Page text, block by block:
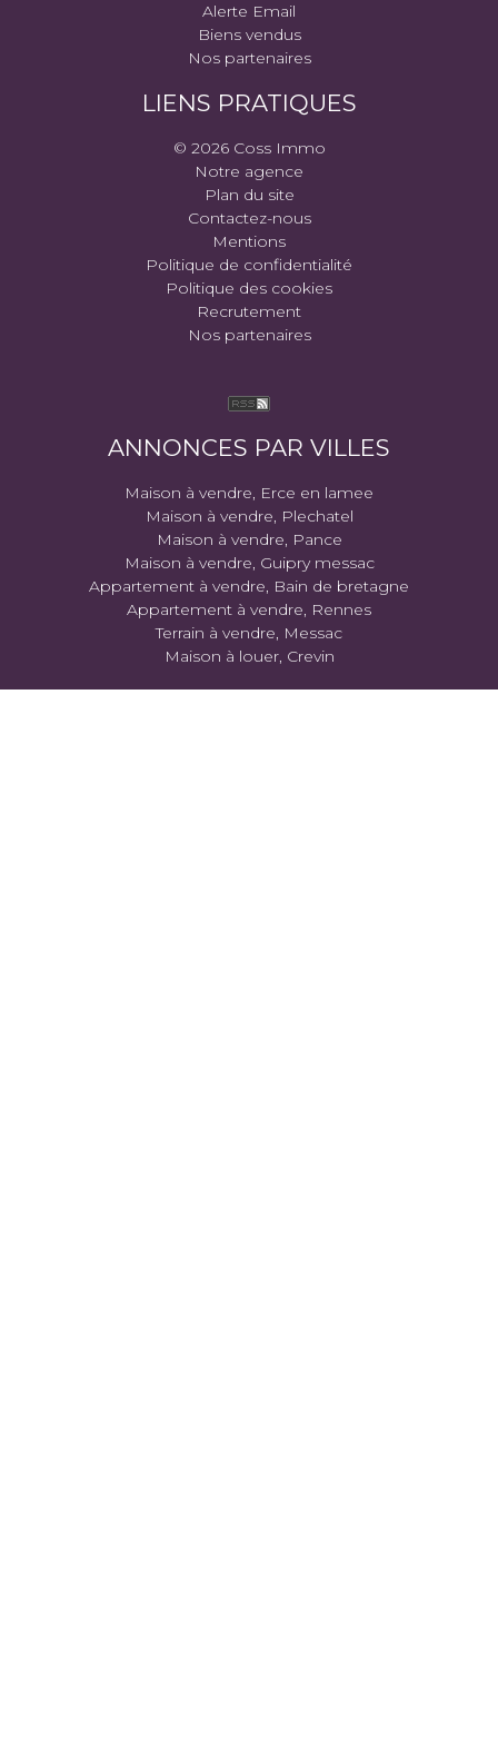
Alerte Email
Biens vendus
Nos partenaires
LIENS PRATIQUES
© 2026 Coss Immo
Notre agence
Plan du site
Contactez-nous
Mentions
Politique de confidentialité
Politique des cookies
Recrutement
Nos partenaires
ANNONCES PAR VILLES
Maison à vendre, Erce en lamee
Maison à vendre, Plechatel
Maison à vendre, Pance
Maison à vendre, Guipry messac
Appartement à vendre, Bain de bretagne
Appartement à vendre, Rennes
Terrain à vendre, Messac
Maison à louer, Crevin